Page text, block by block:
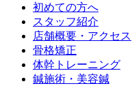
初めての方へ
スタッフ紹介
店舗概要・アクセス
骨格矯正
体幹トレーニング
鍼施術・美容鍼